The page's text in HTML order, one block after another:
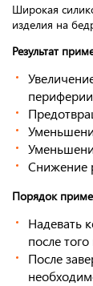
Широкая
изделия на
Результат
Снижение
Порядок
Надевать
после
После